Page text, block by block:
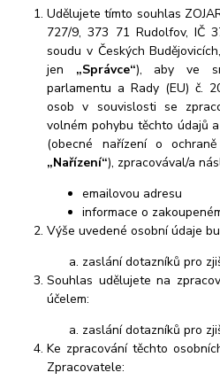
Udělujete tímto souhlas
727/9, 373 71 Rudolfov, IČ
soudu v Českých
jen „Správce“), aby ve
parlamentu a Rady (EU) č.
osob v souvislosti se
volném pohybu těchto údajů
(obecné nařízení o
„Nařízení“), zpracovával/a
emailovou adresu
informace o
Výše uvedené osobní údaje
zaslání dotazníků pro
Souhlas udělujete na
účelem:
zaslání dotazníků pro
Ke zpracování těchto
Zpracovatele: